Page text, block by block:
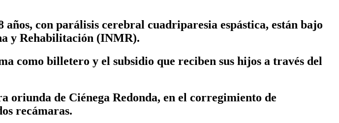
con parálisis cerebral cuadriparesia espástica, están bajo
y Rehabilitación (INMR).
como billetero y el subsidio que reciben sus hijos a través del
oriunda de Ciénega Redonda, en el corregimiento de
recámaras.